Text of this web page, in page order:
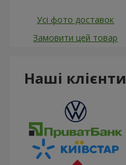
Усі фото доставок
Замовити цей товар
Наші клієнти